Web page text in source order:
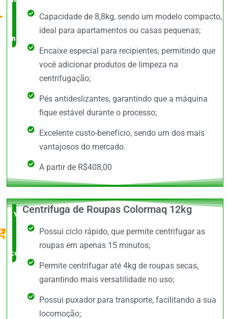
no
mercado
Capacidade de 8,8kg, sendo um modelo compacto,
ideal para apartamentos ou casas pequenas;
Encaixe especial para recipientes, permitindo que
você adicionar produtos de limpeza na
centrifugação;
Pés antideslizantes, garantindo que a máquina
fique estável durante o processo;
Excelente custo-benefício, sendo um dos mais
vantajosos do mercado.
A partir de R$408,00
Vale a
Pena
comprar
Centrifuga de Roupas Colormaq 12kg
Possui ciclo rápido, que permite centrifugar as
roupas em apenas 15 minutos;
Permite centrifugar até 4kg de roupas secas,
garantindo mais versatilidade no uso;
Possui puxador para transporte, facilitando a sua
locomoção;